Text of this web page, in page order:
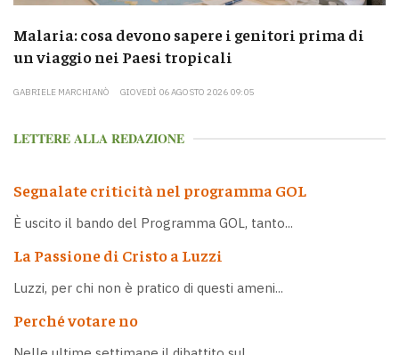
Malaria: cosa devono sapere i genitori prima di
un viaggio nei Paesi tropicali
GABRIELE MARCHIANÒ GIOVEDÌ 06 AGOSTO 2026 09:05
LETTERE ALLA REDAZIONE
Segnalate criticità nel programma GOL
È uscito il bando del Programma GOL, tanto...
La Passione di Cristo a Luzzi
Luzzi, per chi non è pratico di questi ameni...
Perché votare no